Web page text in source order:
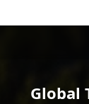
Global